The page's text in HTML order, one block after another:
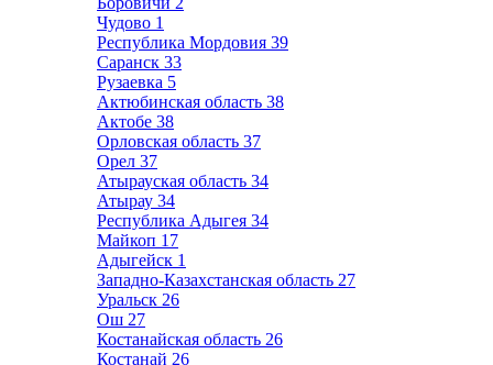
Чудово 1
Республика Мордовия 39
Саранск 33
Рузаевка 5
Актюбинская область 38
Актобе 38
Орловская область 37
Орел 37
Атырауская область 34
Атырау 34
Республика Адыгея 34
Майкоп 17
Адыгейск 1
Западно-Казахстанская область 27
Уральск 26
Ош 27
Костанайская область 26
Костанай 26